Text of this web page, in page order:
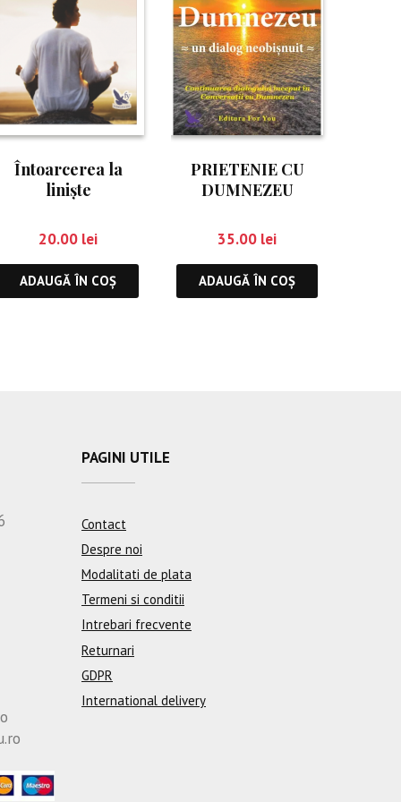
Întoarcerea la
linişte
20.00 lei
ADAUGĂ ÎN COȘ
PRIETENIE CU
DUMNEZEU
35.00 lei
ADAUGĂ ÎN COȘ
PAGINI UTILE
Contact
Despre noi
Modalitati de plata
Termeni si conditii
Intrebari frecvente
Returnari
GDPR
International delivery